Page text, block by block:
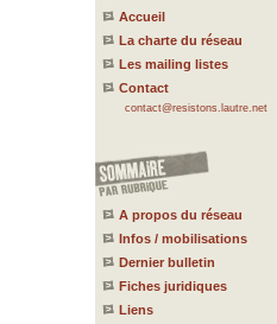
Accueil
La charte du réseau
Les mailing listes
Contact
contact@resistons.lautre.net
A propos du réseau
Infos / mobilisations
Dernier bulletin
Fiches juridiques
Liens